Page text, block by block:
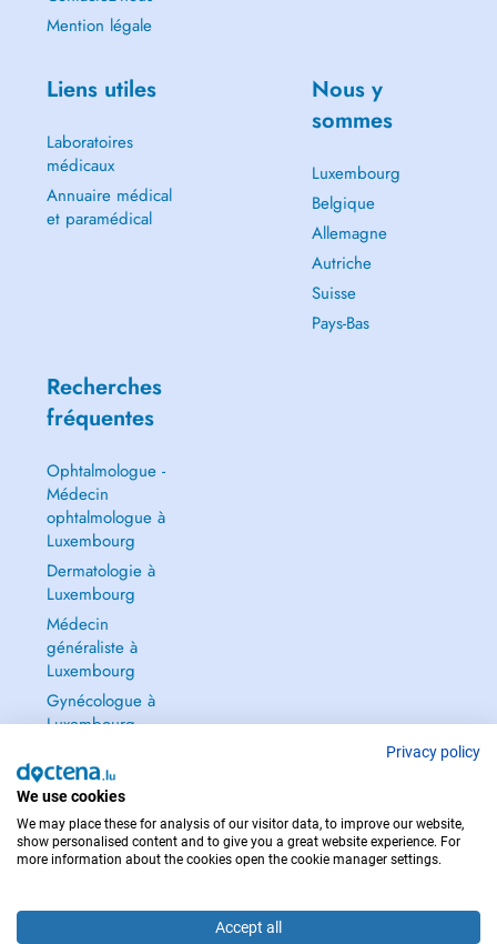
Mention légale
Liens utiles
Laboratoires
médicaux
Annuaire médical
et paramédical
Nous y
sommes
Luxembourg
Belgique
Allemagne
Autriche
Suisse
Pays-Bas
Recherches
fréquentes
Ophtalmologue -
Médecin
ophtalmologue à
Luxembourg
Dermatologie à
Luxembourg
Médecin
généraliste à
Luxembourg
Gynécologue à
Luxembourg
POUR LES URGENCES, CONSULTEZ : 112
Privacy policy
We use cookies
We may place these for analysis of our visitor data, to improve our website,
show personalised content and to give you a great website experience. For
more information about the cookies open the cookie manager settings.
Accept all